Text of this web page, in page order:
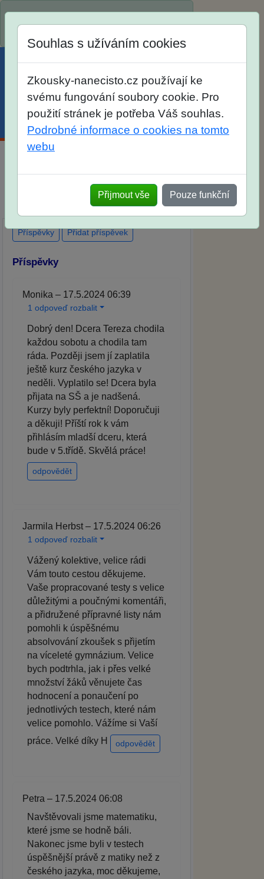
SŠ? Vaše ohlasy po skutečných
přijímacích zkouškách
Souhlas s užíváním cookies
Zkousky-nanecisto.cz používají ke
svému fungování soubory cookie. Pro
použití stránek je potřeba Váš souhlas.
Podrobné informace o cookies na tomto
webu
Přijmout vše Pouze funkční
Příspěvky Přidat příspěvek
Příspěvky
Monika – 17.5.2024 06:39
1 odpoveď rozbalit
Dobrý den! Dcera Tereza chodila
každou sobotu a chodila tam
ráda. Později jsem jí zaplatila
ještě kurz českého jazyka v
neděli. Vyplatilo se! Dcera byla
přijata na SŠ a je nadšená.
Kurzy byly perfektní! Doporučuji
a děkuji! Příští rok k vám
přihlásím mladší dceru, která
bude v 5.třídě. Skvělá práce!
odpovědět
Jarmila Herbst – 17.5.2024 06:26
1 odpoveď rozbalit
Vážený kolektive, velice rádi
Vám touto cestou děkujeme.
Vaše propracované testy s velice
důležitými a poučnými komentáři,
a přidružené přípravné listy nám
pomohli k úspěšnému
absolvování zkoušek s přijetím
na víceleté gymnázium. Velice
bych podtrhla, jak i přes velké
množství žáků věnujete čas
hodnocení a ponaučení po
jednotlivých testech, které nám
velice pomohlo. Vážíme si Vaší
práce. Velké díky H
odpovědět
Petra – 17.5.2024 06:08
Navštěvovali jsme matematiku,
které jsme se hodně báli.
Nakonec jsme byli v testech
úspěšnější právě z matiky než z
českého jazyka, moc děkujeme,